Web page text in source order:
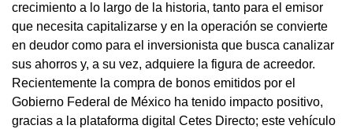
crecimiento a lo largo de la historia, tanto para el emisor
que necesita capitalizarse y en la operación se convierte
en deudor como para el inversionista que busca canalizar
sus ahorros y, a su vez, adquiere la figura de acreedor.
Recientemente la compra de bonos emitidos por el
Gobierno Federal de México ha tenido impacto positivo,
gracias a la plataforma digital Cetes Directo; este vehículo